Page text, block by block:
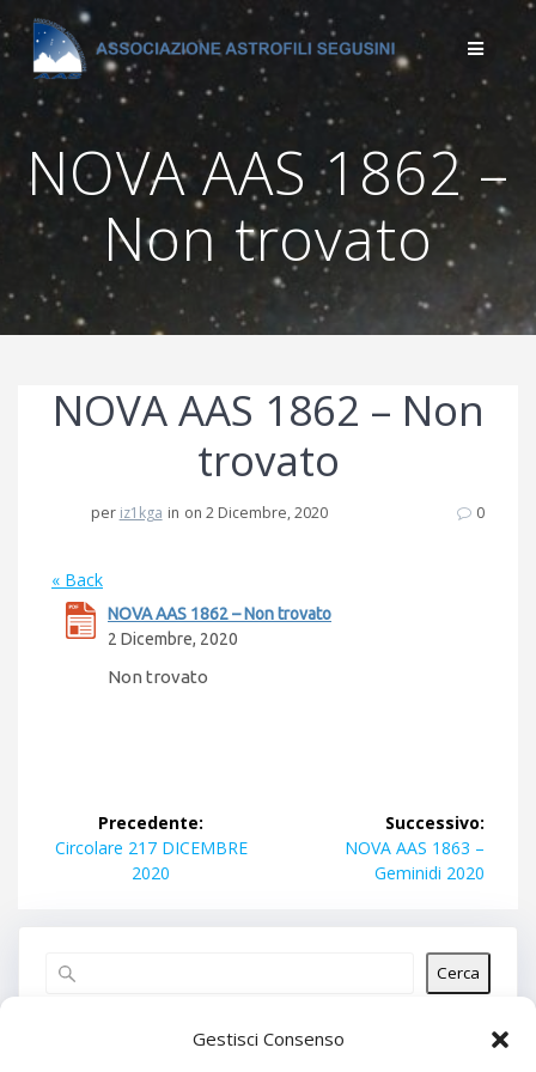
Gestisci Consenso
Salta
al
contenuto
NOVA AAS 1862 –
Non trovato
NOVA AAS 1862 – Non
trovato
per iz1kga in on 2 Dicembre, 2020 0
« Back
NOVA AAS 1862 – Non trovato
2 Dicembre, 2020
Non trovato
Navigazione
articoli
Precedente:
Articolo
precedente:
Circolare 217 DICEMBRE
2020
Successivo:
Articolo
successivo:
NOVA AAS 1863 –
Geminidi 2020
Cerca
Articoli recenti